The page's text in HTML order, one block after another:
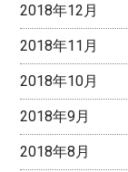
2018年12月
2018年11月
2018年10月
2018年9月
2018年8月